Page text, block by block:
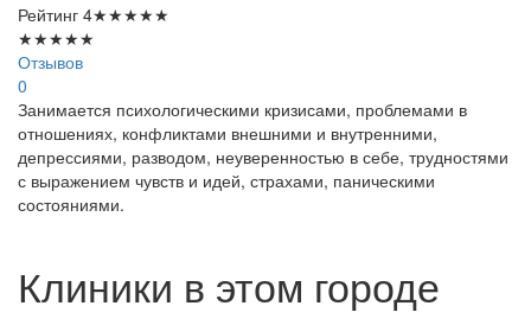
Рейтинг 4★★★★★
★★★★★
Отзывов
0
Занимается психологическими кризисами, проблемами в
отношениях, конфликтами внешними и внутренними,
депрессиями, разводом, неуверенностью в себе, трудностями
с выражением чувств и идей, страхами, паническими
состояниями.
Клиники в этом городе